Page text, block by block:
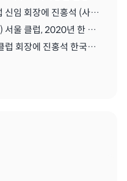
[티티엘뉴스] 국제 스콜 서울클럽 신임 회장에 진홍석 (사)한국마이스융합리더스포럼 회장 | 2019.12.13
[비티앤마이스뉴스] 스콜(SKÅL) 서울 클럽, 2020년 한 해 동안 이끌 새 임원진 구성하다 | 2019.12.13
[메트로트래블] 신임 스콜 서울 클럽 회장에 진홍석 한국마이스융합리더스포럼회장 선출 | 2019.12.22